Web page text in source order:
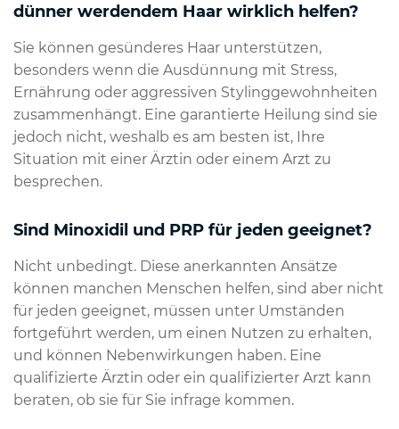
dünner werdendem Haar wirklich helfen?
Sie können gesünderes Haar unterstützen,
besonders wenn die Ausdünnung mit Stress,
Ernährung oder aggressiven Stylinggewohnheiten
zusammenhängt. Eine garantierte Heilung sind sie
jedoch nicht, weshalb es am besten ist, Ihre
Situation mit einer Ärztin oder einem Arzt zu
besprechen.
Sind Minoxidil und PRP für jeden geeignet?
Nicht unbedingt. Diese anerkannten Ansätze
können manchen Menschen helfen, sind aber nicht
für jeden geeignet, müssen unter Umständen
fortgeführt werden, um einen Nutzen zu erhalten,
und können Nebenwirkungen haben. Eine
qualifizierte Ärztin oder ein qualifizierter Arzt kann
beraten, ob sie für Sie infrage kommen.